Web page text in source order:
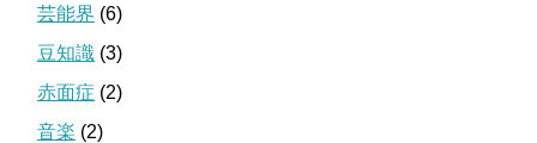
芸能界 (6)
豆知識 (3)
赤面症 (2)
音楽 (2)